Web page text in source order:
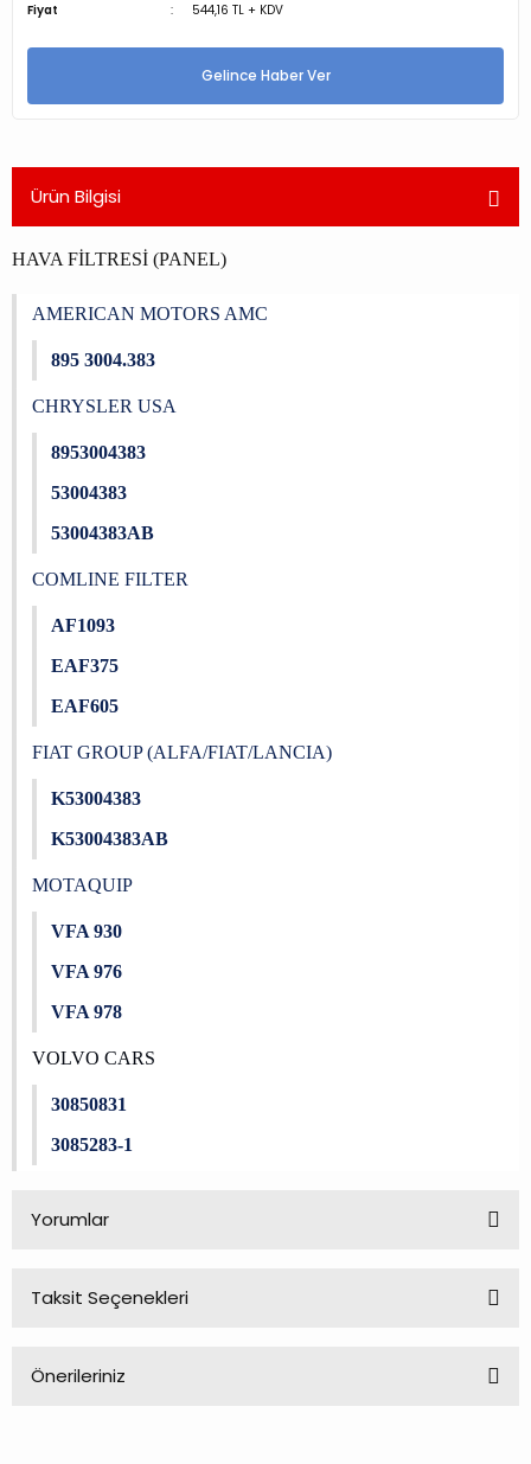
Fiyat 544,16 TL + KDV
Gelince Haber Ver
Ürün Bilgisi
HAVA FİLTRESİ (PANEL)
AMERICAN MOTORS AMC
895 3004.383
CHRYSLER USA
8953004383
53004383
53004383AB
COMLINE FILTER
AF1093
EAF375
EAF605
FIAT GROUP (ALFA/FIAT/LANCIA)
K53004383
K53004383AB
MOTAQUIP
VFA 930
VFA 976
VFA 978
VOLVO CARS
30850831
3085283-1
Yorumlar
Taksit Seçenekleri
Önerileriniz